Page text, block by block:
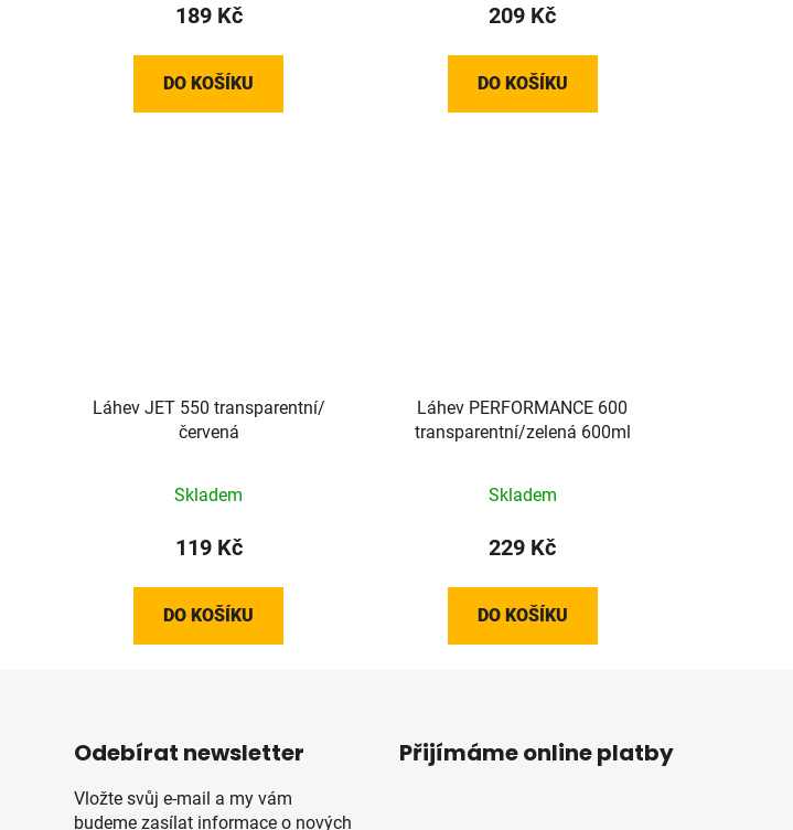
189 Kč
DO KOŠÍKU
209 Kč
DO KOŠÍKU
Láhev JET 550 transparentní/
červená
Skladem
119 Kč
DO KOŠÍKU
Láhev PERFORMANCE 600
transparentní/zelená 600ml
Skladem
229 Kč
DO KOŠÍKU
Odebírat newsletter
Vložte svůj e-mail a my vám
budeme zasílat informace o nových
Přijímáme online platby